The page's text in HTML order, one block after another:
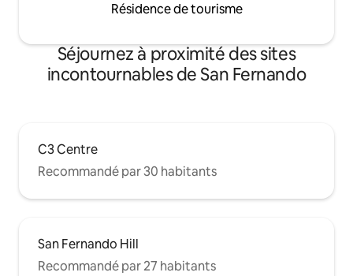
Résidence de tourisme
Séjournez à proximité des sites
incontournables de San Fernando
C3 Centre
Recommandé par 30 habitants
San Fernando Hill
Recommandé par 27 habitants